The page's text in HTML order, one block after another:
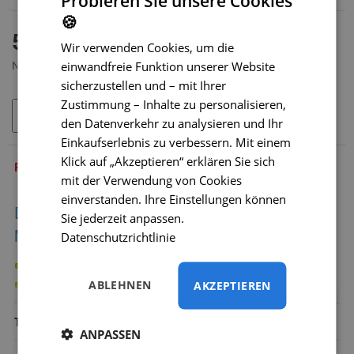
50,90 €
Netto 42,42 €
MODELL: TC-003
IN DEN WARENKORB
PRODUKTBESCHREIBUNG
Die Kamera ist für folgende Volkswagen-
Modelle geeignet:
VW Golf 5 Variant (2007 - 2009)
bei gleichen Abmessungen auch andere Modelle
TECHNISCHE INFORMATIONEN
🍪
Wir verwenden Cookies, um die
einwandfreie Funktion unserer Website
sicherzustellen und – mit Ihrer
Zustimmung – Inhalte zu personalisieren,
den Datenverkehr zu analysieren und Ihr
Einkaufserlebnis zu verbessern. Mit einem
Klick auf „Akzeptieren“ erklären Sie sich
mit der Verwendung von Cookies
einverstanden. Ihre Einstellungen können
Sie jederzeit anpassen.
Datenschutzrichtlinie
AKZEPTIEREN
ABLEHNEN
ANPASSEN